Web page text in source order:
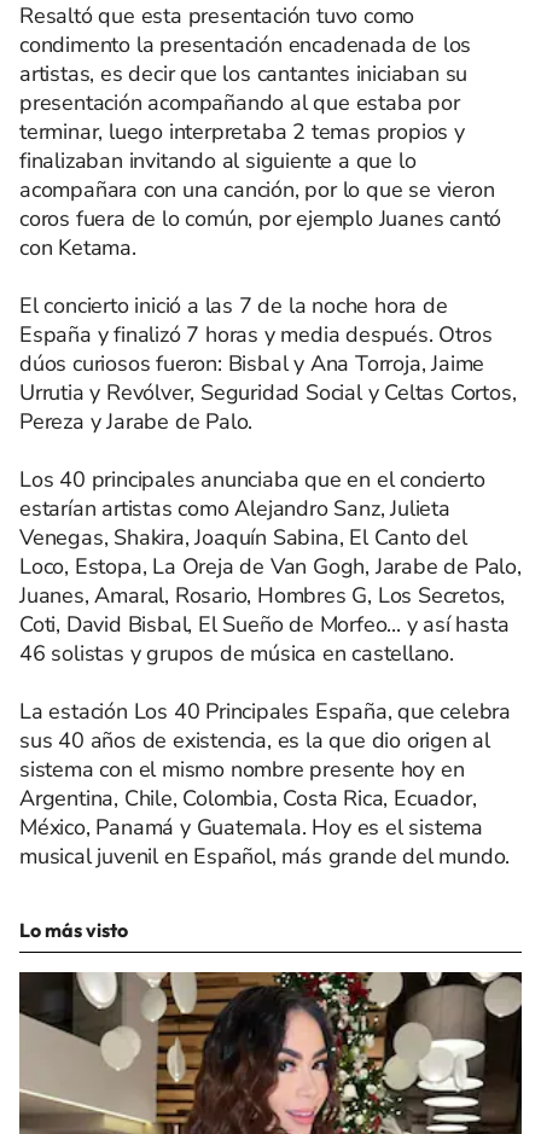
Resaltó que esta presentación tuvo como
condimento la presentación encadenada de los
artistas, es decir que los cantantes iniciaban su
presentación acompañando al que estaba por
terminar, luego interpretaba 2 temas propios y
finalizaban invitando al siguiente a que lo
acompañara con una canción, por lo que se vieron
coros fuera de lo común, por ejemplo Juanes cantó
con Ketama.
El concierto inició a las 7 de la noche hora de
España y finalizó 7 horas y media después. Otros
dúos curiosos fueron: Bisbal y Ana Torroja, Jaime
Urrutia y Revólver, Seguridad Social y Celtas Cortos,
Pereza y Jarabe de Palo.
Los 40 principales anunciaba que en el concierto
estarían artistas como Alejandro Sanz, Julieta
Venegas, Shakira, Joaquín Sabina, El Canto del
Loco, Estopa, La Oreja de Van Gogh, Jarabe de Palo,
Juanes, Amaral, Rosario, Hombres G, Los Secretos,
Coti, David Bisbal, El Sueño de Morfeo... y así hasta
46 solistas y grupos de música en castellano.
La estación Los 40 Principales España, que celebra
sus 40 años de existencia, es la que dio origen al
sistema con el mismo nombre presente hoy en
Argentina, Chile, Colombia, Costa Rica, Ecuador,
México, Panamá y Guatemala. Hoy es el sistema
musical juvenil en Español, más grande del mundo.
Lo más visto